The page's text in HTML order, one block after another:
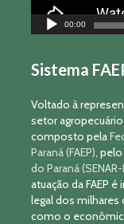
00:00
Sistema
Voltado à
setor
composto pela
Paraná (FAEP), pelo
do Paraná (SENAR-
atuação da FAEP
legal dos milhares
como o